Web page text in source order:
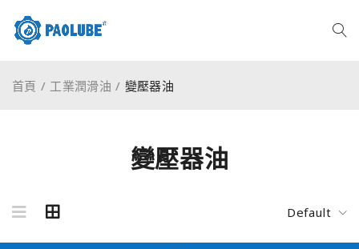
變壓器油
首頁 / 工業潤滑油 / 變壓器油
Default